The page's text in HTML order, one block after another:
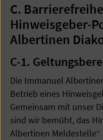
C.
Hinweisgeber-
Albertinen
C-1.
Die Immanuel
Betrieb eines
Gemeinsam mit unser
sind wir bemüht, das
Albertinen